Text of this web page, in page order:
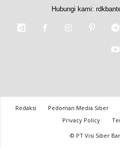
Hubungi kami:
Redaksi Pedoman Media Siber
Privacy Policy
© PT Visi Siber